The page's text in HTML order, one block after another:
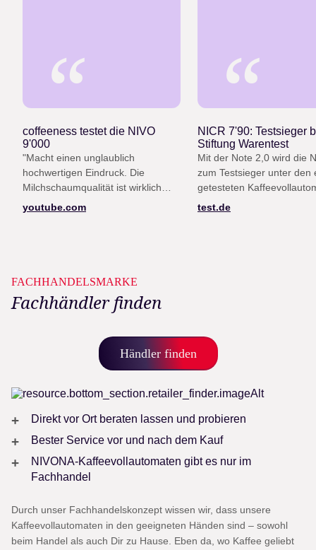
“
coffeeness testet die NIVO
9'000
"Macht einen unglaublich
hochwertigen Eindruck. Die
Milchschaumqualität ist wirklich
gut, die Lautstärke ist niedrig, das
youtube.com
“
NICR 7'90: Testsieger
Stiftung Warentest
Mit der Note 2,0 wird die
zum Testsieger unter den
getesteten
(Heft 12/25)
test.de
FACHHANDELSMARKE
Fachhändler finden
Händler finden
Direkt vor Ort beraten lassen und probieren
Bester Service vor und nach dem Kauf
NIVONA-Kaffeevollautomaten gibt es nur im
Fachhandel
Durch unser Fachhandelskonzept wissen wir, dass unsere
Kaffeevollautomaten in den geeigneten Händen sind – sowohl
beim Handel als auch Dir zu Hause. Eben da, wo Kaffee geliebt